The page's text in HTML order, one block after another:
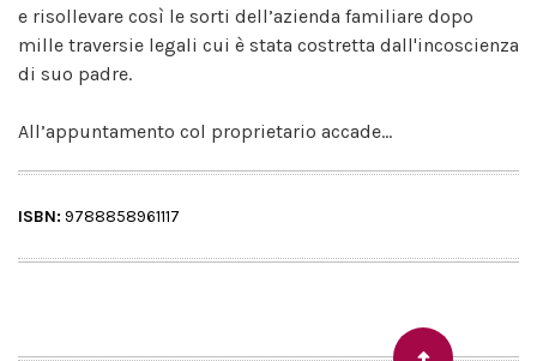
e risollevare così le sorti dell’azienda familiare dopo
mille traversie legali cui è stata costretta dall'incoscienza
di suo padre.
All’appuntamento col proprietario accade...
ISBN: 9788858961117